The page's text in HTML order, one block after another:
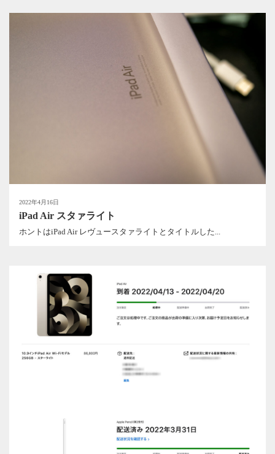
2022年4月16日
iPad Air スタァライト
ホントはiPad Air レヴュースタァライトとタイトルした...